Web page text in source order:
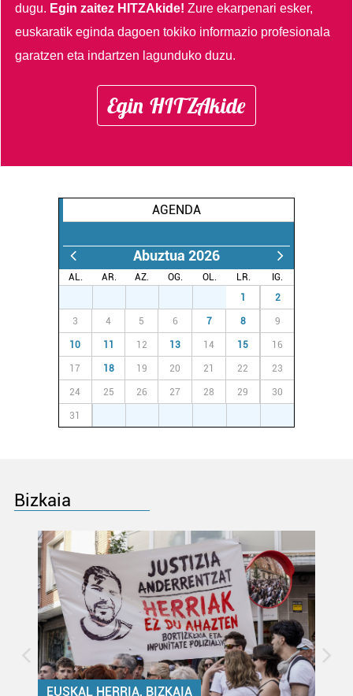
dugu. Egin zaitez HITZAkide!Zure ekarpenari esker,
euskaratik eginda dagoen tokiko informazio profesionala
garatzen eta indartzen lagunduko duzu.
Egin HITZAkide
AGENDA
Abuztua 2026
AL. AR. AZ. OG. OL. LR.
IG.
1 2
3 4 5 6 7 8 9
10 11 12 13 14 15 16
17 18 19 20 21 22 23
24 25 26 27 28 29 30
31
Bizkaia
EUSKAL HERRIA, BIZKAIA